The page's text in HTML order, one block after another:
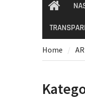
Home
Home